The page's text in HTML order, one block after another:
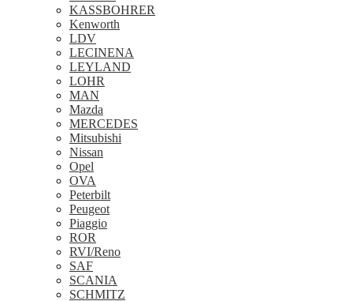
KASSBOHRER
Kenworth
LDV
LECINENA
LEYLAND
LOHR
MAN
Mazda
MERCEDES
Mitsubishi
Nissan
Opel
OVA
Peterbilt
Peugeot
Piaggio
ROR
RVI/Reno
SAF
SCANIA
SCHMITZ